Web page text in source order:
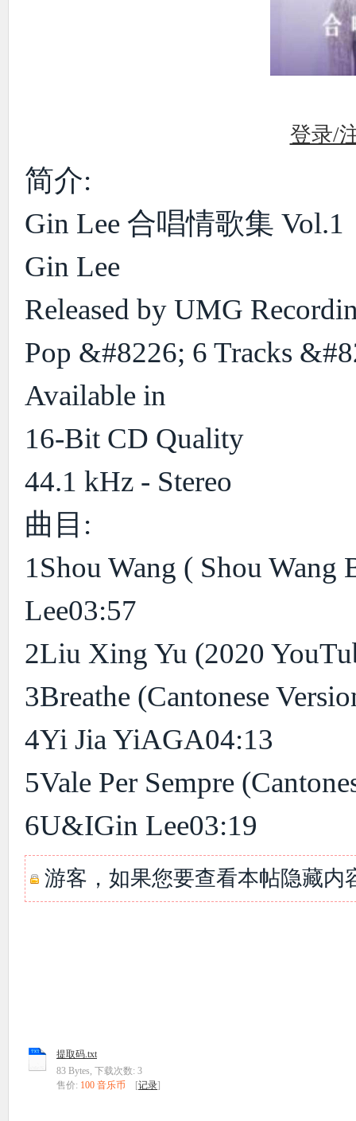
登录/
简介:
Gin Lee 合唱情歌集 Vol.1
Gin Lee
Released by UMG
Pop &#8226; 6 Tracks
Available in
16-Bit CD Quality
44.1 kHz - Stereo
曲目:
1Shou Wang ( Shou
Lee03:57
2Liu Xing Yu (2020
3Breathe (Cantonese
4Yi Jia YiAGA04:13
5Vale Per Sempre
6U&IGin Lee03:19
游客，如果您要查看本帖隐藏内
提取码.txt
83 Bytes, 下载次数: 3
售价: 100 音乐币 [记录]